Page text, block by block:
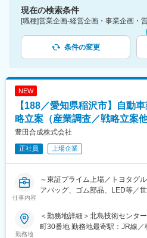
現在の検索条件
条件の変更
NEW
【188／愛知県稲沢市】自動
略立案（産業調査／戦略立案
豊田合成株式会社
正社員 上場企業
仕事内容
～東証プライム上場／トヨタグ
アバッグ、ゴム部品、LED等／
■採用背景：
勤務地
＜勤務地詳細＞北島技術センタ
町30番地 勤務地最寄駅：JR線